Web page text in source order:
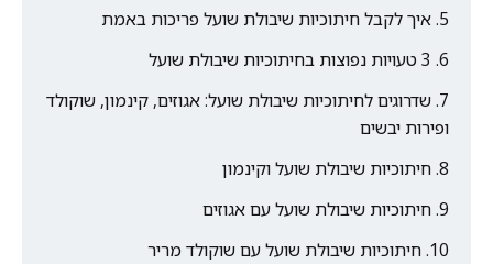
איך לקבל חיתוכיות שיבולת שועל פריכות באמת
3 טעויות נפוצות בחיתוכיות שיבולת שועל
שדרוגים לחיתוכיות שיבולת שועל: אגוזים, קינמון, שוקולד
ופירות יבשים
חיתוכיות שיבולת שועל וקינמון
חיתוכיות שיבולת שועל עם אגוזים
חיתוכיות שיבולת שועל עם שוקולד מריר